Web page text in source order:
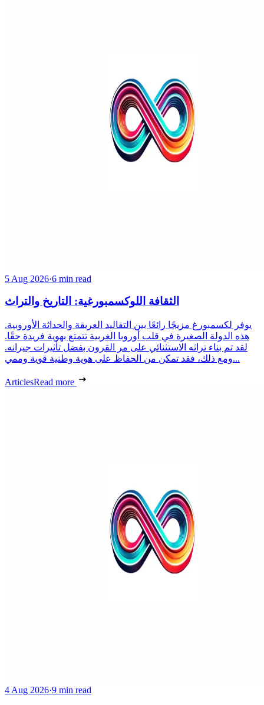
5 Aug 2026·6 min read
الثقافة اللوكسمبورغية: التاريخ والتراث
يوفر لكسمبورغ مزيجًا رائعًا بين التقاليد العريقة والحداثة الأوروبية.
هذه الدولة الصغيرة في قلب أوروبا الغربية تتمتع بهوية فريدة حقًا.
لقد تم بناء تراثه الاستثنائي على مر القرون بفضل تأثيرات جيرانه.
ومع ذلك، فقد تمكن من الحفاظ على هوية وطنية قوية وممي...
ArticlesRead more
4 Aug 2026·9 min read